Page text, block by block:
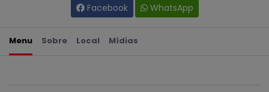
Facebook
WhatsApp
Menu Sobre Local Mídias